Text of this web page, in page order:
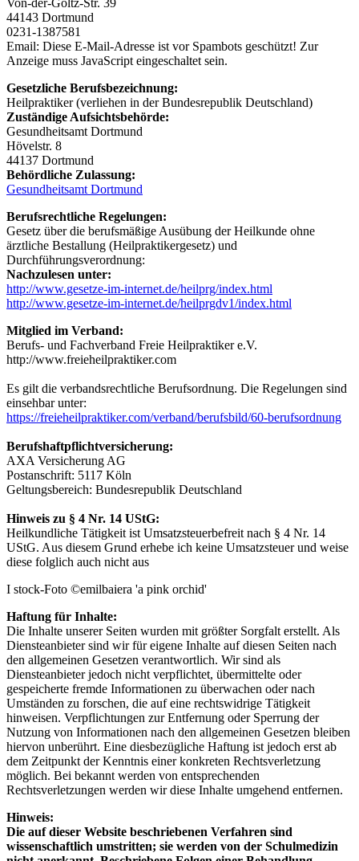
44143 Dortmund
0231-1387581
Email: Diese E-Mail-Adresse ist vor Spambots geschützt! Zur
Anzeige muss JavaScript eingeschaltet sein.
Gesetzliche Berufsbezeichnung:
Heilpraktiker (verliehen in der Bundesrepublik Deutschland)
Zuständige Aufsichtsbehörde:
Gesundheitsamt Dortmund
Hövelstr. 8
44137 Dortmund
Behördliche Zulassung:
Gesundheitsamt Dortmund
Berufsrechtliche Regelungen:
Gesetz über die berufsmäßige Ausübung der Heilkunde ohne
ärztliche Bestallung (Heilpraktikergesetz) und
Durchführungsverordnung:
Nachzulesen unter:
http://www.gesetze-im-internet.de/heilprg/index.html
http://www.gesetze-im-internet.de/heilprgdv1/index.html
Mitglied im Verband:
Berufs- und Fachverband Freie Heilpraktiker e.V.
http://www.freieheilpraktiker.com
Es gilt die verbandsrechtliche Berufsordnung. Die Regelungen sind
einsehbar unter:
https://freieheilpraktiker.com/verband/berufsbild/60-berufsordnung
Berufshaftpflichtversicherung:
AXA Versicherung AG
Postanschrift: 5117 Köln
Geltungsbereich: Bundesrepublik Deutschland
Hinweis zu § 4 Nr. 14 UStG:
Heilkundliche Tätigkeit ist Umsatzsteuerbefreit nach § 4 Nr. 14
UStG. Aus diesem Grund erhebe ich keine Umsatzsteuer und weise
diese folglich auch nicht aus
I stock-Foto ©emilbaiera 'a pink orchid'
Haftung für Inhalte:
Die Inhalte unserer Seiten wurden mit größter Sorgfalt erstellt. Als
Diensteanbieter sind wir für eigene Inhalte auf diesen Seiten nach
den allgemeinen Gesetzen verantwortlich. Wir sind als
Diensteanbieter jedoch nicht verpflichtet, übermittelte oder
gespeicherte fremde Informationen zu überwachen oder nach
Umständen zu forschen, die auf eine rechtswidrige Tätigkeit
hinweisen. Verpflichtungen zur Entfernung oder Sperrung der
Nutzung von Informationen nach den allgemeinen Gesetzen bleiben
hiervon unberührt. Eine diesbezügliche Haftung ist jedoch erst ab
dem Zeitpunkt der Kenntnis einer konkreten Rechtsverletzung
möglich. Bei bekannt werden von entsprechenden
Rechtsverletzungen werden wir diese Inhalte umgehend entfernen.
Hinweis:
Die auf dieser Website beschriebenen Verfahren sind
wissenschaftlich umstritten; sie werden von der Schulmedizin